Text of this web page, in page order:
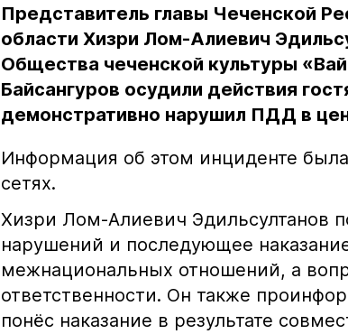
Представитель главы Чеченской
области Хизри Лом-Алиевич
Общества чеченской культуры
Байсангуров осудили действия
демонстративно нарушил ПДД в
Информация об этом инциденте
сетях.
Хизри Лом-Алиевич Эдильсултанов
нарушений и последующее
межнациональных отношений, а
ответственности. Он также
понёс наказание в результате